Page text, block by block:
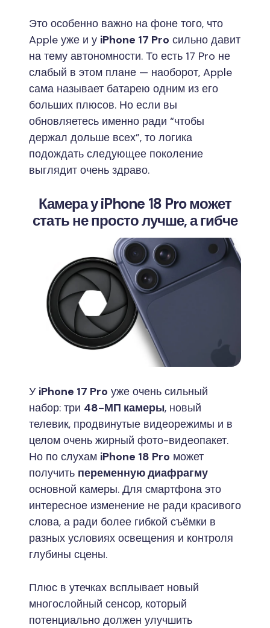
Это особенно важно на фоне того, что
Apple уже и у iPhone 17 Pro сильно давит
на тему автономности. То есть 17 Pro не
слабый в этом плане — наоборот, Apple
сама называет батарею одним из его
больших плюсов. Но если вы
обновляетесь именно ради “чтобы
держал дольше всех”, то логика
подождать следующее поколение
выглядит очень здраво.
Камера у iPhone 18 Pro может
стать не просто лучше, а гибче
У iPhone 17 Pro уже очень сильный
набор: три 48-МП камеры, новый
телевик, продвинутые видеорежимы и в
целом очень жирный фото-видеопакет.
Но по слухам iPhone 18 Pro может
получить переменную диафрагму
основной камеры. Для смартфона это
интересное изменение не ради красивого
слова, а ради более гибкой съёмки в
разных условиях освещения и контроля
глубины сцены.
Плюс в утечках всплывает новый
многослойный сенсор, который
потенциально должен улучшить